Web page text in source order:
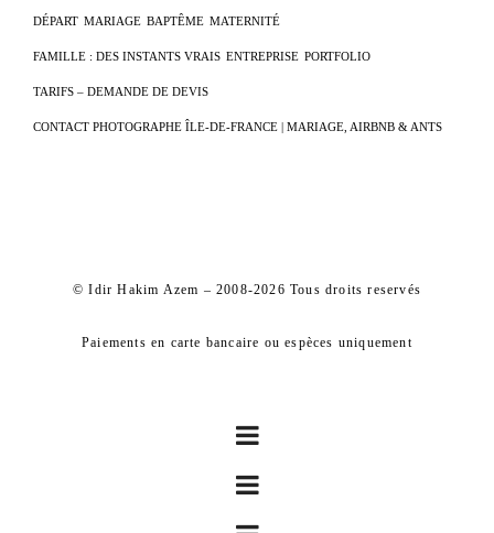
DÉPART MARIAGE BAPTÊME MATERNITÉ
FAMILLE : DES INSTANTS VRAIS ENTREPRISE PORTFOLIO
TARIFS – DEMANDE DE DEVIS
CONTACT PHOTOGRAPHE ÎLE-DE-FRANCE | MARIAGE, AIRBNB & ANTS
© Idir Hakim Azem – 2008-2026 Tous droits reservés
Paiements en carte bancaire ou espèces uniquement